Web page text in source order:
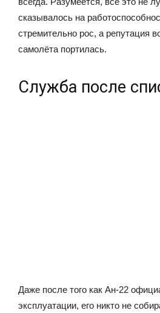
сказывалось на
стремительно рос, а репутация
самолёта портилась.
Служба после
Даже после того как Ан-22
эксплуатации, его никто не